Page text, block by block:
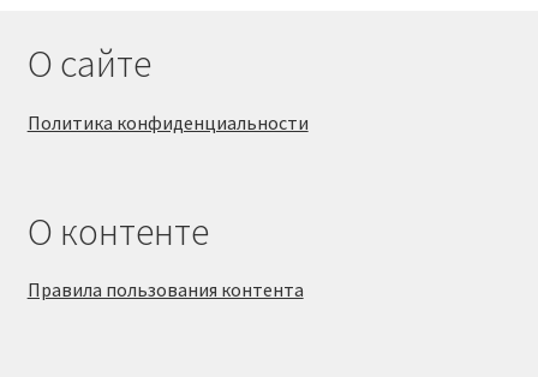
О сайте
Политика конфиденциальности
О контенте
Правила пользования контента